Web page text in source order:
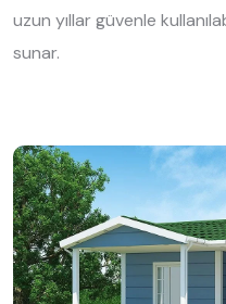
uzun yıllar güvenle
sunar.